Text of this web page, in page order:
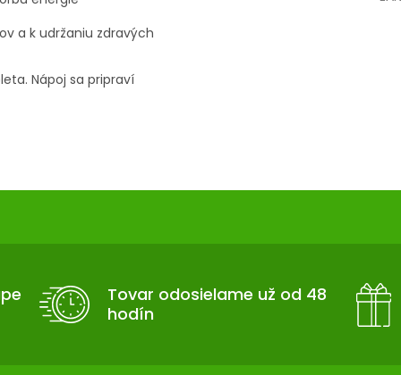
a k udržaniu zdravých
Nápoj sa pripraví
Tovar odosielame už od 48
hodín